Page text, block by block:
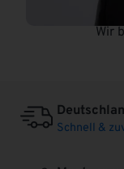
Wir
Schnell &